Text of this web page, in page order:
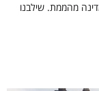
מהממת. שילבנו